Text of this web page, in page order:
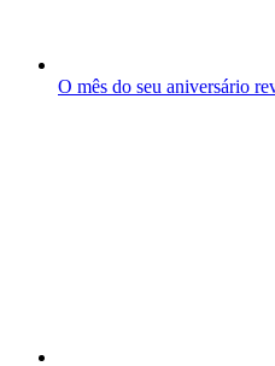
O mês do seu aniversário